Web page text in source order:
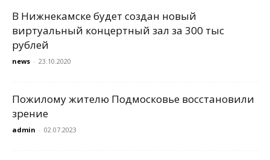
В Нижнекамске будет создан новый
виртуальный концертный зал за 300 тыс
рублей
news - 23.10.2020
Пожилому жителю Подмосковье восстановили
зрение
admin - 02.07.2023